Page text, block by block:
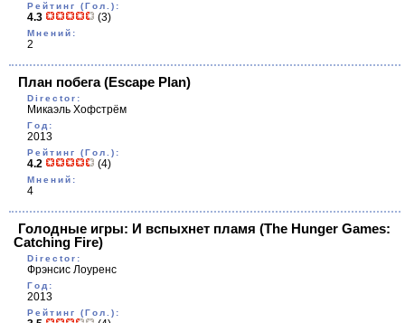
Рейтинг (Гол.):
4.3 (3)
Мнений:
2
План побега(Escape Plan)
Director:
Микаэль Хофстрём
Год:
2013
Рейтинг (Гол.):
4.2 (4)
Мнений:
4
Голодные игры: И вспыхнет пламя (The Hunger Games:
Catching Fire)
Director:
Фрэнсис Лоуренс
Год:
2013
Рейтинг (Гол.):